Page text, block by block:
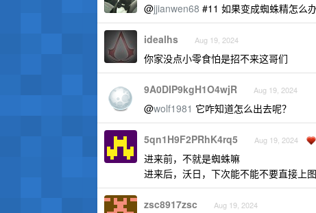
@jjianwen68 #11 如果变成蜘蛛精怎么办
idealhs Aug 19, 2024
你家没点小零食怕是招不来这哥们
9A0DIP9kgH1O4wjR Aug 19, 2024
@wolf1981 它咋知道怎么出去呢？
5qn1H9F2PRhK4rq5 Aug 19, 2024
进来前，不就是蜘蛛嘛
进来后，沃日，下次能不能不要直接上
zsc8917zsc Aug 19, 2024